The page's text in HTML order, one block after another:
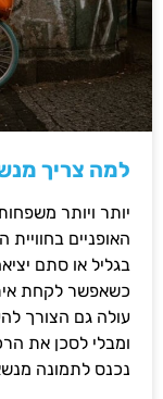
למה צריך
יותר ויותר
האופניים
בגליל או סתם
כשאפשר לקחת
עולה גם הצורך
ומבלי לסכן את
נכנס לתמונה מנשא